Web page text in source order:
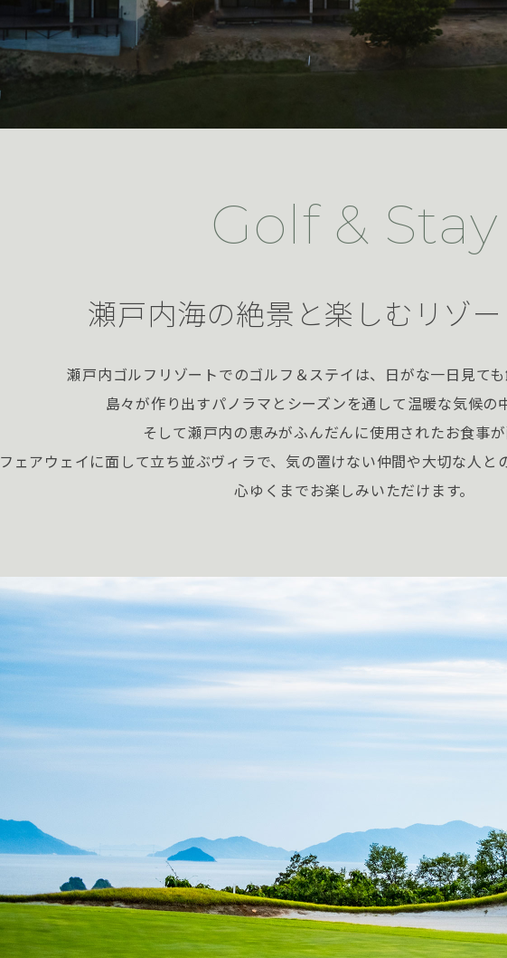
Golf & Stay
瀬戸内海の絶景と楽しむリゾ
瀬戸内ゴルフリゾートでのゴルフ＆ステイは、日がな一日見て
島々が作り出すパノラマとシーズンを通して温暖な気候の
そして瀬戸内の恵みがふんだんに使用されたお食事が
フェアウェイに面して立ち並ぶヴィラで、気の置けない仲間や大切な人と
心ゆくまでお楽しみいただけます。